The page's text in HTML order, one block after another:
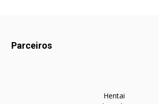
Parceiros
Hentai